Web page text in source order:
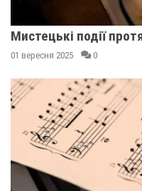
Мистецькі події
01 вересня 2025 0